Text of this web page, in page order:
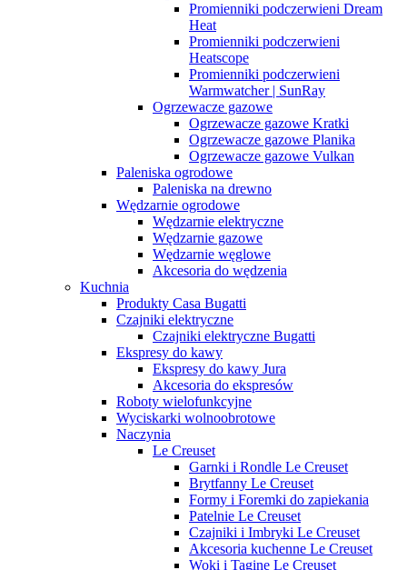
Promienniki podczerwieni Dream
Heat
Promienniki podczerwieni
Heatscope
Promienniki podczerwieni
Warmwatcher | SunRay
Ogrzewacze gazowe
Ogrzewacze gazowe Kratki
Ogrzewacze gazowe Planika
Ogrzewacze gazowe Vulkan
Paleniska ogrodowe
Paleniska na drewno
Wędzarnie ogrodowe
Wędzarnie elektryczne
Wędzarnie gazowe
Wędzarnie węglowe
Akcesoria do wędzenia
Kuchnia
Produkty Casa Bugatti
Czajniki elektryczne
Czajniki elektryczne Bugatti
Ekspresy do kawy
Ekspresy do kawy Jura
Akcesoria do ekspresów
Roboty wielofunkcyjne
Wyciskarki wolnoobrotowe
Naczynia
Le Creuset
Garnki i Rondle Le Creuset
Brytfanny Le Creuset
Formy i Foremki do zapiekania
Patelnie Le Creuset
Czajniki i Imbryki Le Creuset
Akcesoria kuchenne Le Creuset
Woki i Tagine Le Creuset